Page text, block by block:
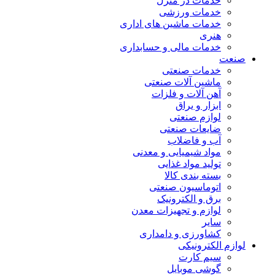
خدمات ورزشی
خدمات ماشین های اداری
هنری
خدمات مالی و حسابداری
صنعت
خدمات صنعتی
ماشین آلات صنعتی
آهن آلات و فلزات
ابزار و یراق
لوازم صنعتی
ضایعات صنعتی
آب و فاضلاب
مواد شیمیایی و معدنی
تولید مواد غذایی
بسته بندی کالا
اتوماسیون صنعتی
برق و الکترونیک
لوازم و تجهیزات معدن
سایر
کشاورزی و دامداری
لوازم الکترونیکی
سیم کارت
گوشی موبایل